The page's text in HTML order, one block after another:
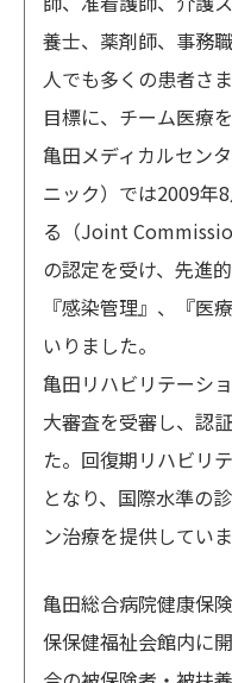
養士、薬剤師、事務
人でも多くの患者さ
目標に、チーム医療
亀田メディカルセン
ニック）では2009年
る（Joint
の認定を受け、先進
『感染管理』、『医
いりました。
亀田リハビリテーシ
大審査を受審し、認
た。回復期リハビリ
となり、国際水準の
ン治療を提供していま
亀田総合病院健康保
保保健福祉会館内に